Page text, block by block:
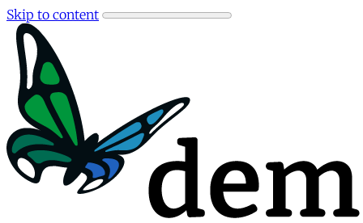
Skip to content